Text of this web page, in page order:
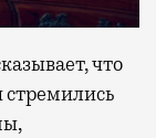
что